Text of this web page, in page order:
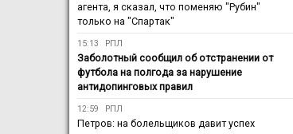
агента, я сказал, что поменяю "Рубин"
только на "Спартак"
15:13 РПЛ
Заболотный сообщил об отстранении от
футбола на полгода за нарушение
антидопинговых правил
12:59 РПЛ
Петров: на болельщиков давит успех